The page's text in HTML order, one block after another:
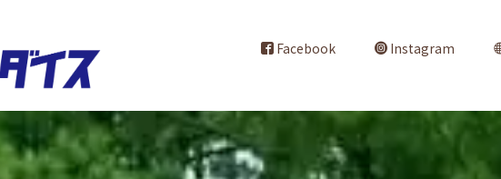
Facebook Instagram